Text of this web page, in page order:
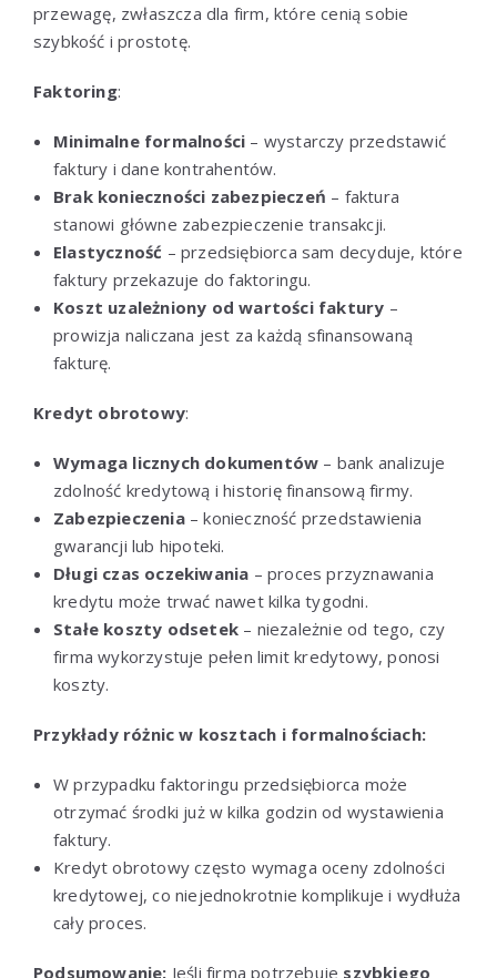
przewagę, zwłaszcza dla firm, które cenią sobie
szybkość i prostotę.
Faktoring:
Minimalne formalności – wystarczy przedstawić
faktury i dane kontrahentów.
Brak konieczności zabezpieczeń – faktura
stanowi główne zabezpieczenie transakcji.
Elastyczność – przedsiębiorca sam decyduje, które
faktury przekazuje do faktoringu.
Koszt uzależniony od wartości faktury –
prowizja naliczana jest za każdą sfinansowaną
fakturę.
Kredyt obrotowy:
Wymaga licznych dokumentów – bank analizuje
zdolność kredytową i historię finansową firmy.
Zabezpieczenia– konieczność przedstawienia
gwarancji lub hipoteki.
Długi czas oczekiwania – proces przyznawania
kredytu może trwać nawet kilka tygodni.
Stałe koszty odsetek – niezależnie od tego, czy
firma wykorzystuje pełen limit kredytowy, ponosi
koszty.
Przykłady różnic w kosztach i formalnościach:
W przypadku faktoringu przedsiębiorca może
otrzymać środki już w kilka godzin od wystawienia
faktury.
Kredyt obrotowy często wymaga oceny zdolności
kredytowej, co niejednokrotnie komplikuje i wydłuża
cały proces.
Podsumowanie: Jeśli firma potrzebuje szybkiego